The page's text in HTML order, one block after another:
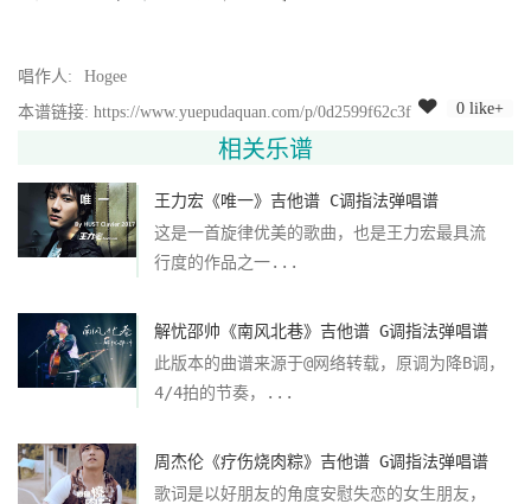
唱作人:
Hogee
本谱链接: https://www.yuepudaquan.com/p/0d2599f62c3f
0 like+
相关乐谱
王力宏《唯一》吉他谱 C调指法弹唱谱
这是一首旋律优美的歌曲，也是王力宏最具流
行度的作品之一...
解忧邵帅《南风北巷》吉他谱 G调指法弹唱谱
此版本的曲谱来源于@网络转载，原调为降B调，
4/4拍的节奏，...
周杰伦《疗伤烧肉粽》吉他谱 G调指法弹唱谱
歌词是以好朋友的角度安慰失恋的女生朋友，